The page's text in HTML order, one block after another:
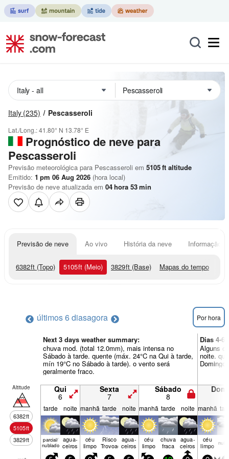
Italy (235) Pescasseroli
Lat./Long.:41.80° N 13.78° E
Prognóstico de neve para
Pescasseroli
Previsão meteorológica para Pescasseroli em 5105ft altitude
Emitido: 1 pm 06 Aug 2026 (hora local)
Previsão de neve atualizada em 04hora 53min
Previsão de neve Ao vivo História da neve Informação
6382ft (Topo) 5105ft (Meio) 3829ft (Base) Mapas do tempo
últimos 6 diasagora Por hora
Next 3 days weather summary:
chuva mod. (total 12.0mm), mais intensa no
Sábado à tarde. quente (máx. 24°C na Qui à tarde,
mín 19°C no Sábado à tarde). o vento será
geralmente fraco.
Dias 4-6
Alguns
noite.
Altitude
6382ft
5105ft
3829ft
Qui
6
Sexta
7
Sábado
8
tarde noite manhã tarde noite manhã tarde noite manhã
parcial/
nublado
agua­
ceiros
céu
limpo
Risco
Trovoada
agua­
ceiros
céu
limpo
chuva
fraca
agua­
ceiros
céu
limpo